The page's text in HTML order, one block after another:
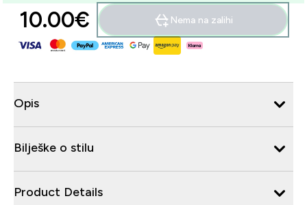
10.00€‎ Nema na zalihi
Opis
Bilješke o stilu
Product Details